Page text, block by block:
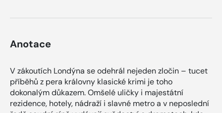
Anotace
V zákoutích Londýna se odehrál nejeden zločin – tucet
příběhů z pera královny klasické krimi je toho
dokonalým důkazem. Omšelé uličky i majestátní
rezidence, hotely, nádraží i slavné metro a v neposlední